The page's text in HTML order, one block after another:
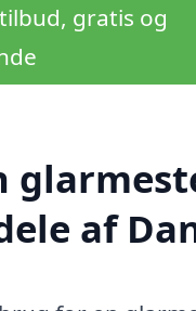
gratis og
af